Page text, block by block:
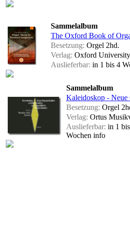
Sammelalbum
The Oxford Book of
Besetzung: Orgel 2hd.
Verlag: Oxford
Auslieferbar: in 1 bis 4
Sammelalbum
Kaleidoskop - Neue
Besetzung: Orgel
Verlag: Ortus
Auslieferbar: in 1
Wochen info